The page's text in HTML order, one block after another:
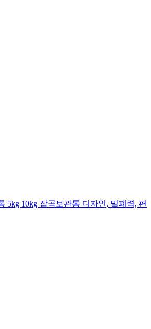
5kg 10kg 잡곡보관통 디자인, 밀폐력, 편